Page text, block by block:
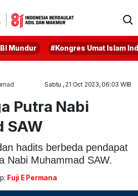
Mundur #Kongres Umat Islam
Sabtu , 21 Oct 2023, 06:03 WIB
Putra Nabi
SAW
hadits berbeda pendapat
Nabi Muhammad SAW.
Fuji E Permana